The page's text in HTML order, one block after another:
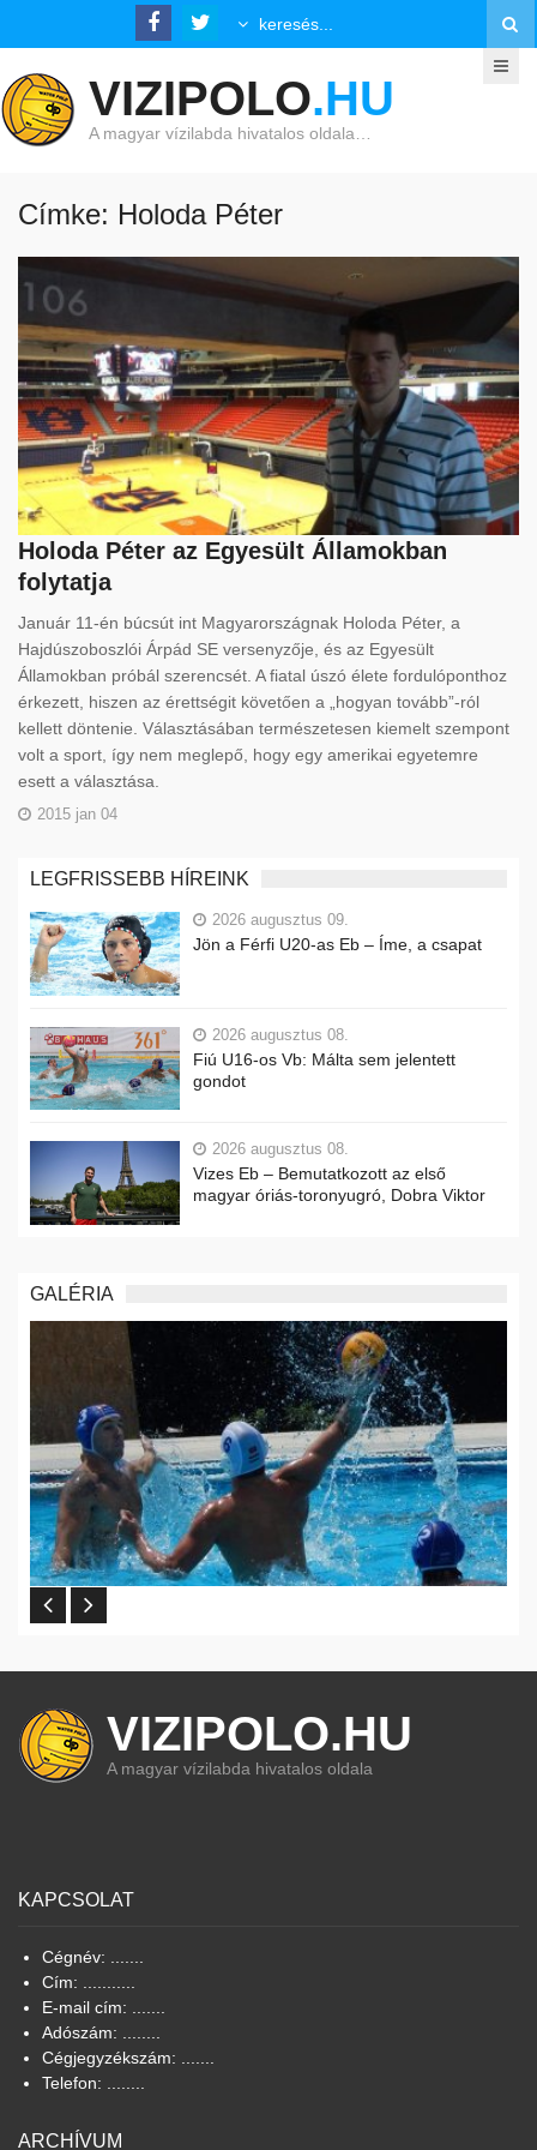
VIZIPOLO.HU
A magyar vízilabda hivatalos oldala…
Címke: Holoda Péter
Holoda Péter az Egyesült Államokban
folytatja
Január 11-én búcsút int Magyarországnak Holoda Péter, a
Hajdúszoboszlói Árpád SE versenyzője, és az Egyesült
Államokban próbál szerencsét. A fiatal úszó élete fordulóponthoz
érkezett, hiszen az érettségit követően a „hogyan tovább”-ról
kellett döntenie. Választásában természetesen kiemelt szempont
volt a sport, így nem meglepő, hogy egy amerikai egyetemre
esett a választása.
2015 jan 04
LEGFRISSEBB HÍREINK
2026 augusztus 09.
Jön a Férfi U20-as Eb – Íme, a csapat
2026 augusztus 08.
Fiú U16-os Vb: Málta sem jelentett
gondot
2026 augusztus 08.
Vizes Eb – Bemutatkozott az első
magyar óriás-toronyugró, Dobra Viktor
GALÉRIA
VIZIPOLO.HU
A magyar vízilabda hivatalos oldala
KAPCSOLAT
Cégnév: .......
Cím: ...........
E-mail cím: .......
Adószám: ........
Cégjegyzékszám: .......
Telefon: ........
ARCHÍVUM